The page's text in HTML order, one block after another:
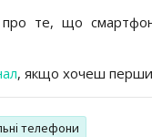
про те, що
, якщо хочеш
телефони